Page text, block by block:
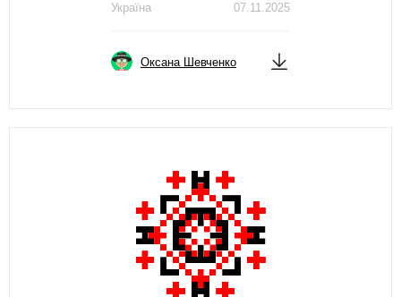
07.11.2025
Україна
Оксана Шевченко